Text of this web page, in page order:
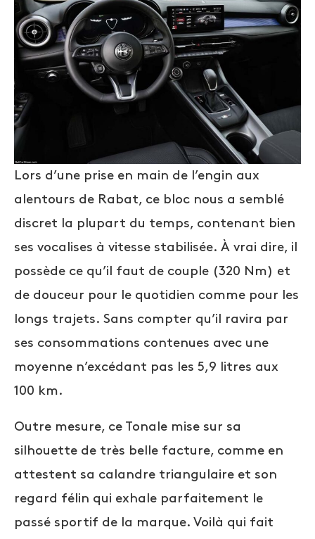
Lors d’une prise en main de l’engin aux
alentours de Rabat, ce bloc nous a semblé
discret la plupart du temps, contenant bien
ses vocalises à vitesse stabilisée. À vrai dire, il
possède ce qu’il faut de couple (320 Nm) et
de douceur pour le quotidien comme pour les
longs trajets. Sans compter qu’il ravira par
ses consommations contenues avec une
moyenne n’excédant pas les 5,9 litres aux
100 km.
Outre mesure, ce Tonale mise sur sa
silhouette de très belle facture, comme en
attestent sa calandre triangulaire et son
regard félin qui exhale parfaitement le
passé sportif de la marque. Voilà qui fait